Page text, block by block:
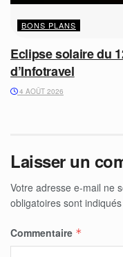
BONS PLANS
Eclipse solaire du
d’Infotravel
4 AOÛT 2026
Laisser un
Votre adresse e-mail ne
obligatoires sont
Commentaire *